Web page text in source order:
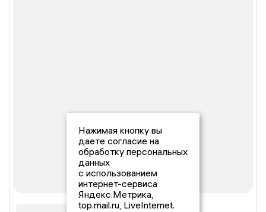
Нажимая кнопку вы
даете согласие на
обработку персональных
данных
с использованием
интернет-сервиса
Яндекс.Метрика,
top.mail.ru, LiveInternet.